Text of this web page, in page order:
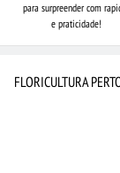
para surpreender com
e praticidade!
FLORICULTURA